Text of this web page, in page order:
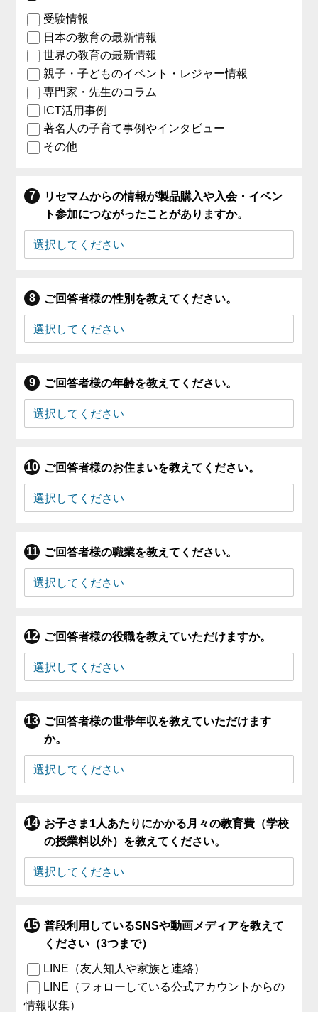
受験情報
日本の教育の最新情報
世界の教育の最新情報
親子・子どものイベント・レジャー情報
専門家・先生のコラム
ICT活用事例
著名人の子育て事例やインタビュー
その他
リセマムからの情報が製品購入や入会・イベン
ト参加につながったことがありますか。
ご回答者様の性別を教えてください。
ご回答者様の年齢を教えてください。
ご回答者様のお住まいを教えてください。
ご回答者様の職業を教えてください。
ご回答者様の役職を教えていただけますか。
ご回答者様の世帯年収を教えていただけます
か。
お子さま1人あたりにかかる月々の教育費（学校
の授業料以外）を教えてください。
普段利用しているSNSや動画メディアを教えて
ください（3つまで）
LINE（友人知人や家族と連絡）
LINE（フォローしている公式アカウントからの
情報収集）